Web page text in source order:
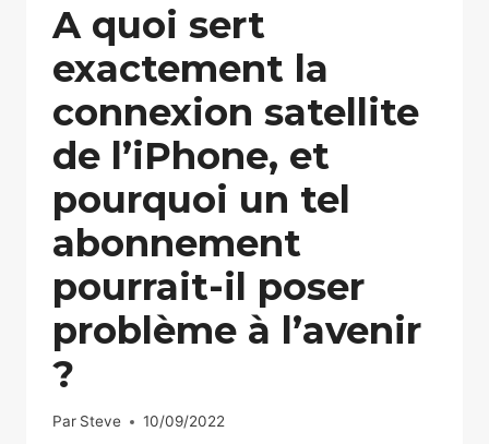
A quoi sert
exactement la
connexion satellite
de l’iPhone, et
pourquoi un tel
abonnement
pourrait-il poser
problème à l’avenir
?
Par Steve 10/09/2022